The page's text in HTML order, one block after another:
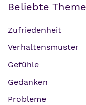
Beliebte
Zufriedenheit
Verhaltensmuster
Gefühle
Gedanken
Probleme